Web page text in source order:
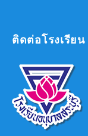
ติดต่อโรงเรียน